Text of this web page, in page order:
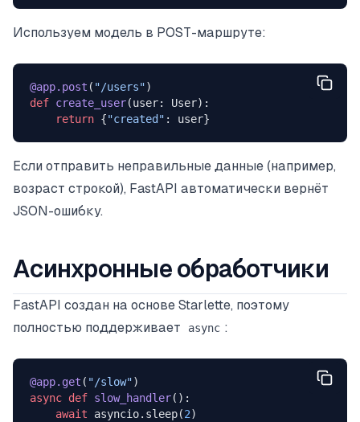
Используем модель в POST-маршруте:
@app.post ( "/users")
def create_user(user: User):
    return
{"created" : user}
Если отправить неправильные данные (например,
возраст строкой), FastAPI автоматически вернёт
JSON-ошибку.
Асинхронные обработчики
FastAPI создан на основе Starlette, поэтому
полностью поддерживает
async :
@app.get ( "/slow")
async def slow_handler():
    await
asyncio.sleep(2)